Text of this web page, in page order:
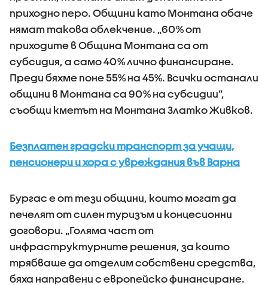
приходно перо. Общини като Монтана обаче
нямат такова облекчение. „60% от
приходите в Община Монтана са от
субсидия, а само 40% лично финансиране.
Преди бяхме поне 55% на 45%. Всички останали
общини в Монтана са 90% на субсидии”,
съобщи кметът на Монтана Златко Живков.
Безплатен градски транспорт за учащи,
пенсионери и хора с увреждания във Варна
Бургас е от тези общини, които могат да
печелят от силен туризъм и концесионни
договори. „Голяма част от
инфраструктурните решения, за които
трябваше да отделим собствени средства,
бяха направени с европейско финансиране.